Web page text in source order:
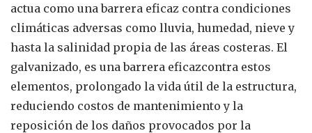
actua como una barrera eficaz contra condiciones
climáticas adversas como lluvia, humedad, nieve y
hasta la salinidad propia de las áreas costeras. El
galvanizado, es una barrera eficazcontra estos
elementos, prolongado la vida útil de la estructura,
reduciendo costos de mantenimiento y la
reposición de los daños provocados por la